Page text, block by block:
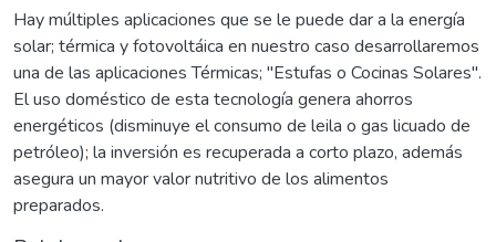
Hay múltiples aplicaciones que se le puede dar a la energía
solar; térmica y fotovoltáica en nuestro caso desarrollaremos
una de las aplicaciones Térmicas; "Estufas o Cocinas Solares".
El uso doméstico de esta tecnología genera ahorros
energéticos (disminuye el consumo de leila o gas licuado de
petróleo); la inversión es recuperada a corto plazo, además
asegura un mayor valor nutritivo de los alimentos
preparados.